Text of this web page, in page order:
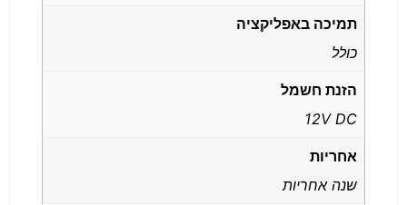
תמיכה באפליקציה
כולל
הזנת חשמל
12V DC
אחריות
שנה אחריות